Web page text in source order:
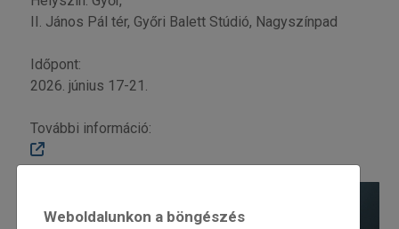
II. János Pál tér, Győri Balett Stúdió, Nagyszínpad
Időpont:
2026. június 17-21.
További információ:
Weboldalunkon a böngészés